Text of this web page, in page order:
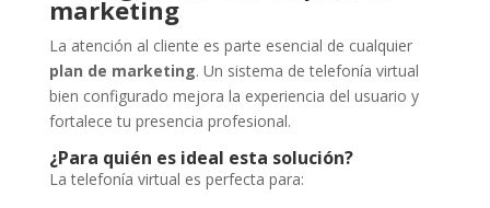
marketing
La atención al cliente es parte esencial de cualquier
plan de marketing. Un sistema de telefonía virtual
bien configurado mejora la experiencia del usuario y
fortalece tu presencia profesional.
¿Para quién es ideal esta solución?
La telefonía virtual es perfecta para: